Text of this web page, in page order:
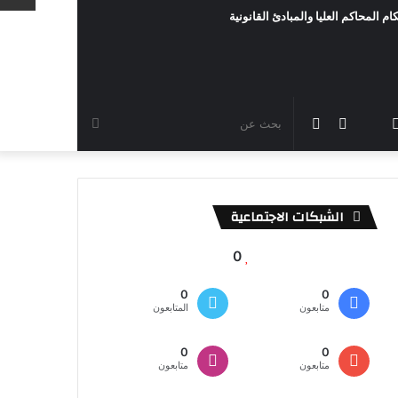
المحاكم العليا والمبادئ القانونية
عن
الوضع
المظلم
مقال
عشوائي
سناب
شات
الشبكات الاجتماعية
0
0
متابعون
0
المتابعون
0
متابعون
0
متابعون